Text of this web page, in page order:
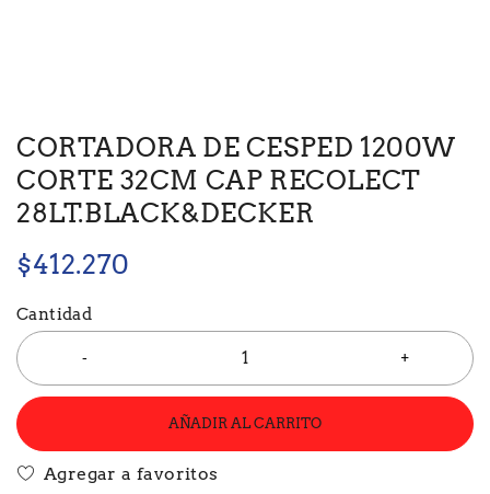
CORTADORA DE CESPED 1200W
CORTE 32CM CAP RECOLECT
28LT.BLACK&DECKER
$412.270
Cantidad
AÑADIR AL CARRITO